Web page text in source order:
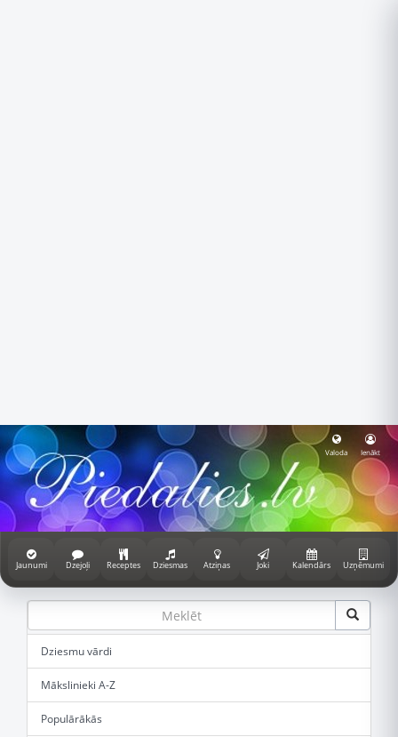
Valoda Ienākt
Jaunumi Dzejoļi Receptes Dziesmas Atziņas Joki Kalendārs Uzņēmumi
Dziesmu vārdi
Mākslinieki A-Z
Populārākās